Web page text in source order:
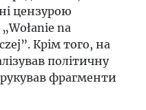
цензурою
na
Крім того, на
політичну
фрагменти